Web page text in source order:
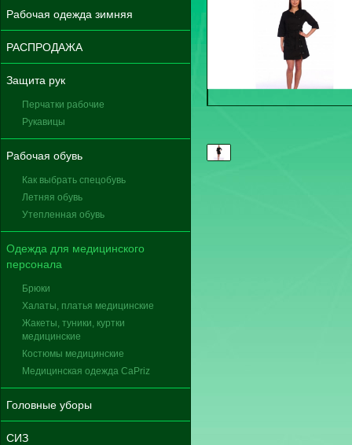
Рабочая одежда зимняя
РАСПРОДАЖА
Защита рук
Перчатки рабочие
Рукавицы
Рабочая обувь
Как выбрать спецобувь
Летняя обувь
Утепленная обувь
Одежда для медицинского
персонала
Брюки
Халаты, платья медицинские
Жакеты, туники, куртки
медицинские
Костюмы медицинские
Медицинская одежда CaPriz
Головные уборы
СИЗ